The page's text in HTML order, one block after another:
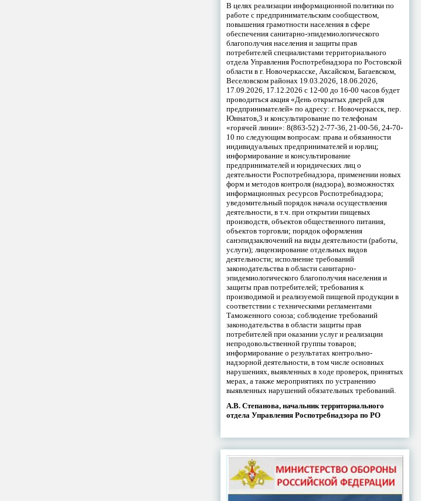
В целях реализации информационной политики по
работе с предпринимательским сообществом,
повышения грамотности населения в сфере
обеспечения санитарно-эпидемиологического
благополучия населения и защиты прав
потребителей специалистами территориального
отдела Управления Роспотребнадзора по Ростовской
области в г. Новочеркасске, Аксайском, Багаевском,
Веселовском районах 19.03.2026, 18.06.2026,
17.09.2026, 17.12.2026 с 12-00 до 16-00 часов будет
проводиться акция «День открытых дверей для
предпринимателей» по адресу: г. Новочеркасск, пер.
Юннатов,3 и консультирование по телефонам
«горячей линии»: 8(863-52) 2-77-36, 21-00-56, 24-70-
10 по следующим вопросам: права и обязанности
индивидуальных предпринимателей и юрлиц;
информирование и консультирование
предпринимателей и юридических лиц о
деятельности Роспотребнадзора, применении новых
форм и методов контроля (надзора), возможностях
информационных ресурсов Роспотребнадзора;
уведомительный порядок начала осуществления
деятельности, в т.ч. при открытии пищевых
производств, объектов общественного питания,
объектов торговли; порядок оформления
санэпидзаключений на виды деятельности (работы,
услуги); лицензирование отдельных видов
деятельности; исполнение требований
законодательства в области санитарно-
эпидемиологического благополучия населения и
защиты прав потребителей; требования к
производимой и реализуемой пищевой продукции в
соответствии с техническими регламентами
Таможенного союза; соблюдение требований
законодательства в области защиты прав
потребителей при оказании услуг и реализации
непродовольственной группы товаров;
информирование о результатах контрольно-
надзорной деятельности, в том числе основных
нарушениях, выявленных в ходе проверок, принятых
мерах, а также мероприятиях по устранению
выявленных нарушений обязательных требований.
А.В. Степанова, начальник территориального
отдела Управления Роспотребнадзора по РО